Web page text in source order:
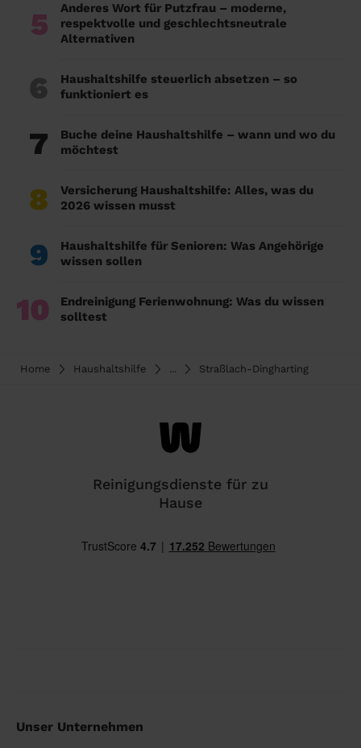
5
Anderes Wort für Putzfrau – moderne,
respektvolle und geschlechtsneutrale
Alternativen
6
Haushaltshilfe steuerlich absetzen – so
funktioniert es
7
Buche deine Haushaltshilfe – wann und wo du
möchtest
8
Versicherung Haushaltshilfe: Alles, was du
2026 wissen musst
9
Haushaltshilfe für Senioren: Was Angehörige
wissen sollen
10
Endreinigung Ferienwohnung: Was du wissen
solltest
Home Haushaltshilfe ... Straßlach-Dingharting
Reinigungsdienste für zu
Hause
Unser Unternehmen